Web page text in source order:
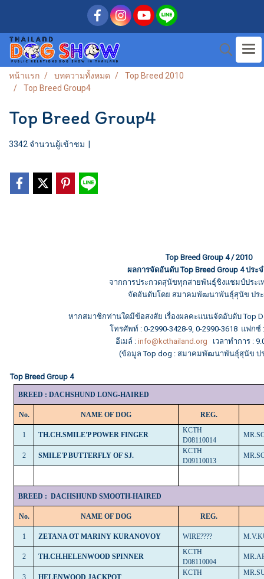
หน้าแรก บทความทั้งหมด
Top Breed 2010
Top Breed Group4
Top Breed Group4
3342 จำนวนผู้เข้าชม
Top Breed Group 4 / 2010
ผลการจัดอันดับ Top Breed Group 4 ประ
จากการประกวดสุนัขทุกสายพันธุ์ชิงแชมป์ประเ
จัดอันดับโดย สมาคมพัฒนาพันธุ์สุนัข ประ
หากสมาชิกท่านใดมีข้อสงสัย เรื่องผลคะแนนจัดอับดับ Top
โทรศัพท์ : 0-2990-3428-9, 0-2990-3618 แฟกซ์
อีเมล์ : info@kcthailand.org เวลาทำการ :
(ข้อมูล Top dog : สมาคมพัฒนาพันธุ์สุนัข ป
Top Breed Group 4
BREED : DACHSHUND LONG-HAIRED
No. NAME OF DOG REG.
1 TH.CH.SMILE'P POWER FINGER
KCTH
D08110014
2 SMILE'P BUTTERFLY OF SJ.
KCTH
D09110013
BREED : DACHSHUND SMOOTH-HAIRED
No. NAME OF DOG REG.
1 ZETANA OT MARINY KURANOVOY WIRE????
2 TH.CH.HELENWOOD SPINNER
KCTH
D08110004
3 HELENWOOD JACKPOT
KCTH